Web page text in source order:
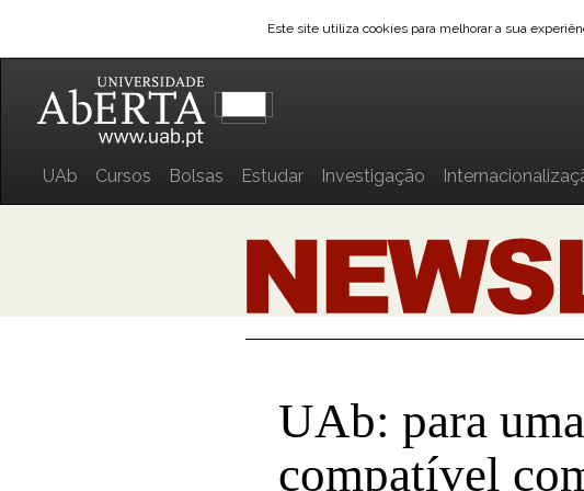
Este site utiliza cookies para melhorar a sua
UAb Cursos Bolsas Estudar Investigação
UAb: para
compatível